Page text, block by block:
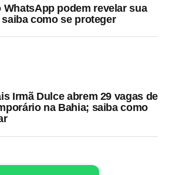
WhatsApp podem revelar sua
saiba como se proteger
Irmã Dulce abrem 29 vagas de
na Bahia; saiba como